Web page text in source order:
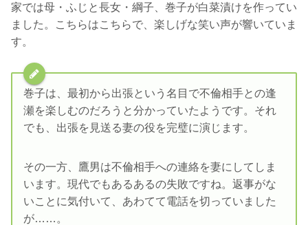
家では母・ふじと長女・綱子、巻子が白菜漬けを作ってい
ました。こちらはこちらで、楽しげな笑い声が響いていま
す。
巻子は、最初から出張という名目で不倫相手との逢
瀬を楽しむのだろうと分かっていたようです。それ
でも、出張を見送る妻の役を完璧に演じます。
その一方、鷹男は不倫相手への連絡を妻にしてしま
います。現代でもあるあるの失敗ですね。返事がな
いことに気付いて、あわてて電話を切っていました
が……。